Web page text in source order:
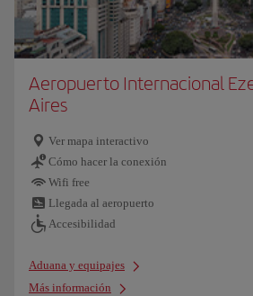
Aeropuerto Internacional
Aires
Ver mapa interactivo
Cómo hacer la conexión
Wifi free
Llegada al aeropuerto
Accesibilidad
Aduana y equipajes
Más información